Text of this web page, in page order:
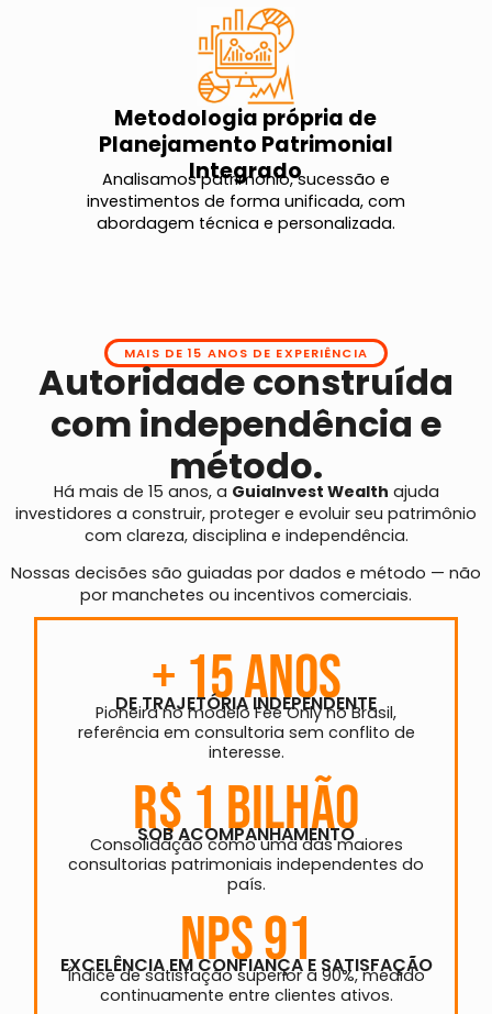
Metodologia própria de
Planejamento Patrimonial
Integrado
Analisamos patrimônio, sucessão e
investimentos de forma unificada, com
abordagem técnica e personalizada.
MAIS DE 15 ANOS DE EXPERIÊNCIA
Autoridade construída
com independência e
método.
Há mais de 15 anos, a GuiaInvest Wealth ajuda
investidores a construir, proteger e evoluir seu patrimônio
com clareza, disciplina e independência.
Nossas decisões são guiadas por dados e método — não
por manchetes ou incentivos comerciais.
+ 15 ANOS
DE TRAJETÓRIA INDEPENDENTE
Pioneira no modelo Fee Only no Brasil,
referência em consultoria sem conflito de
interesse.
R$ 1 BILHÃO
SOB ACOMPANHAMENTO
Consolidação como uma das maiores
consultorias patrimoniais independentes do
país.
NPS 91
EXCELÊNCIA EM CONFIANÇA E SATISFAÇÃO
Índice de satisfação superior a 90%, medido
continuamente entre clientes ativos.